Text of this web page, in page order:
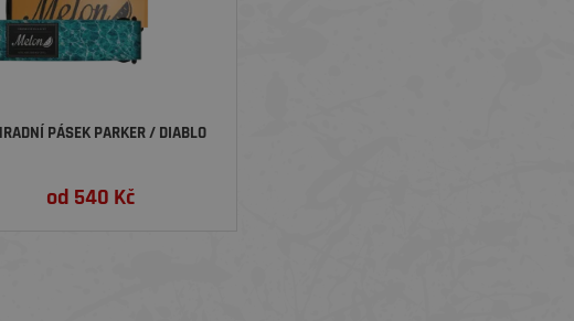
PÁSEK PARKER / DIABLO
od 540 Kč